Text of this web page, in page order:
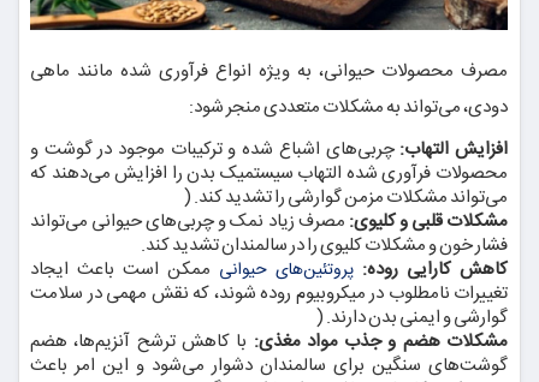
مصرف محصولات حیوانی، به ویژه انواع فرآوری شده مانند ماهی
دودی، می‌تواند به مشکلات متعددی منجر شود:
افزایش التهاب: چربی‌های اشباع شده و ترکیبات موجود در گوشت و
محصولات فرآوری شده التهاب سیستمیک بدن را افزایش می‌دهند که
می‌تواند مشکلات مزمن گوارشی را تشدید کند. (
مشکلات قلبی و کلیوی: مصرف زیاد نمک و چربی‌های حیوانی می‌تواند
فشار خون و مشکلات کلیوی را در سالمندان تشدید کند.
کاهش کارایی روده: پروتئین‌های حیوانی ممکن است باعث ایجاد
تغییرات نامطلوب در میکروبیوم روده شوند، که نقش مهمی در سلامت
گوارشی و ایمنی بدن دارند. (
مشکلات هضم و جذب مواد مغذی: با کاهش ترشح آنزیم‌ها، هضم
گوشت‌های سنگین برای سالمندان دشوار می‌شود و این امر باعث